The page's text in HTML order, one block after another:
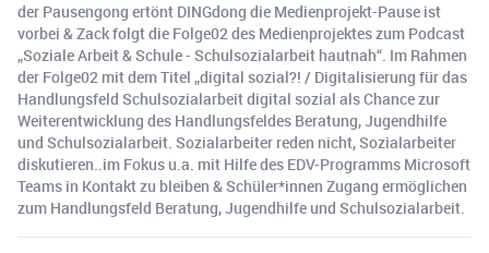
der Pausengong ertönt DINGdong die Medienprojekt-Pause ist
vorbei & Zack folgt die Folge02 des Medienprojektes zum Podcast
„Soziale Arbeit & Schule - Schulsozialarbeit hautnah“. Im Rahmen
der Folge02 mit dem Titel „digital sozial?! / Digitalisierung für das
Handlungsfeld Schulsozialarbeit digital sozial als Chance zur
Weiterentwicklung des Handlungsfeldes Beratung, Jugendhilfe
und Schulsozialarbeit. Sozialarbeiter reden nicht, Sozialarbeiter
diskutieren..im Fokus u.a. mit Hilfe des EDV-Programms Microsoft
Teams in Kontakt zu bleiben & Schüler*innen Zugang ermöglichen
zum Handlungsfeld Beratung, Jugendhilfe und Schulsozialarbeit.